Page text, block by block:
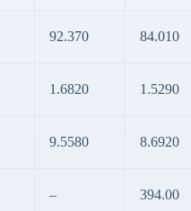
92.370 84.010
1.6820 1.5290
9.5580 8.6920
– 394.00